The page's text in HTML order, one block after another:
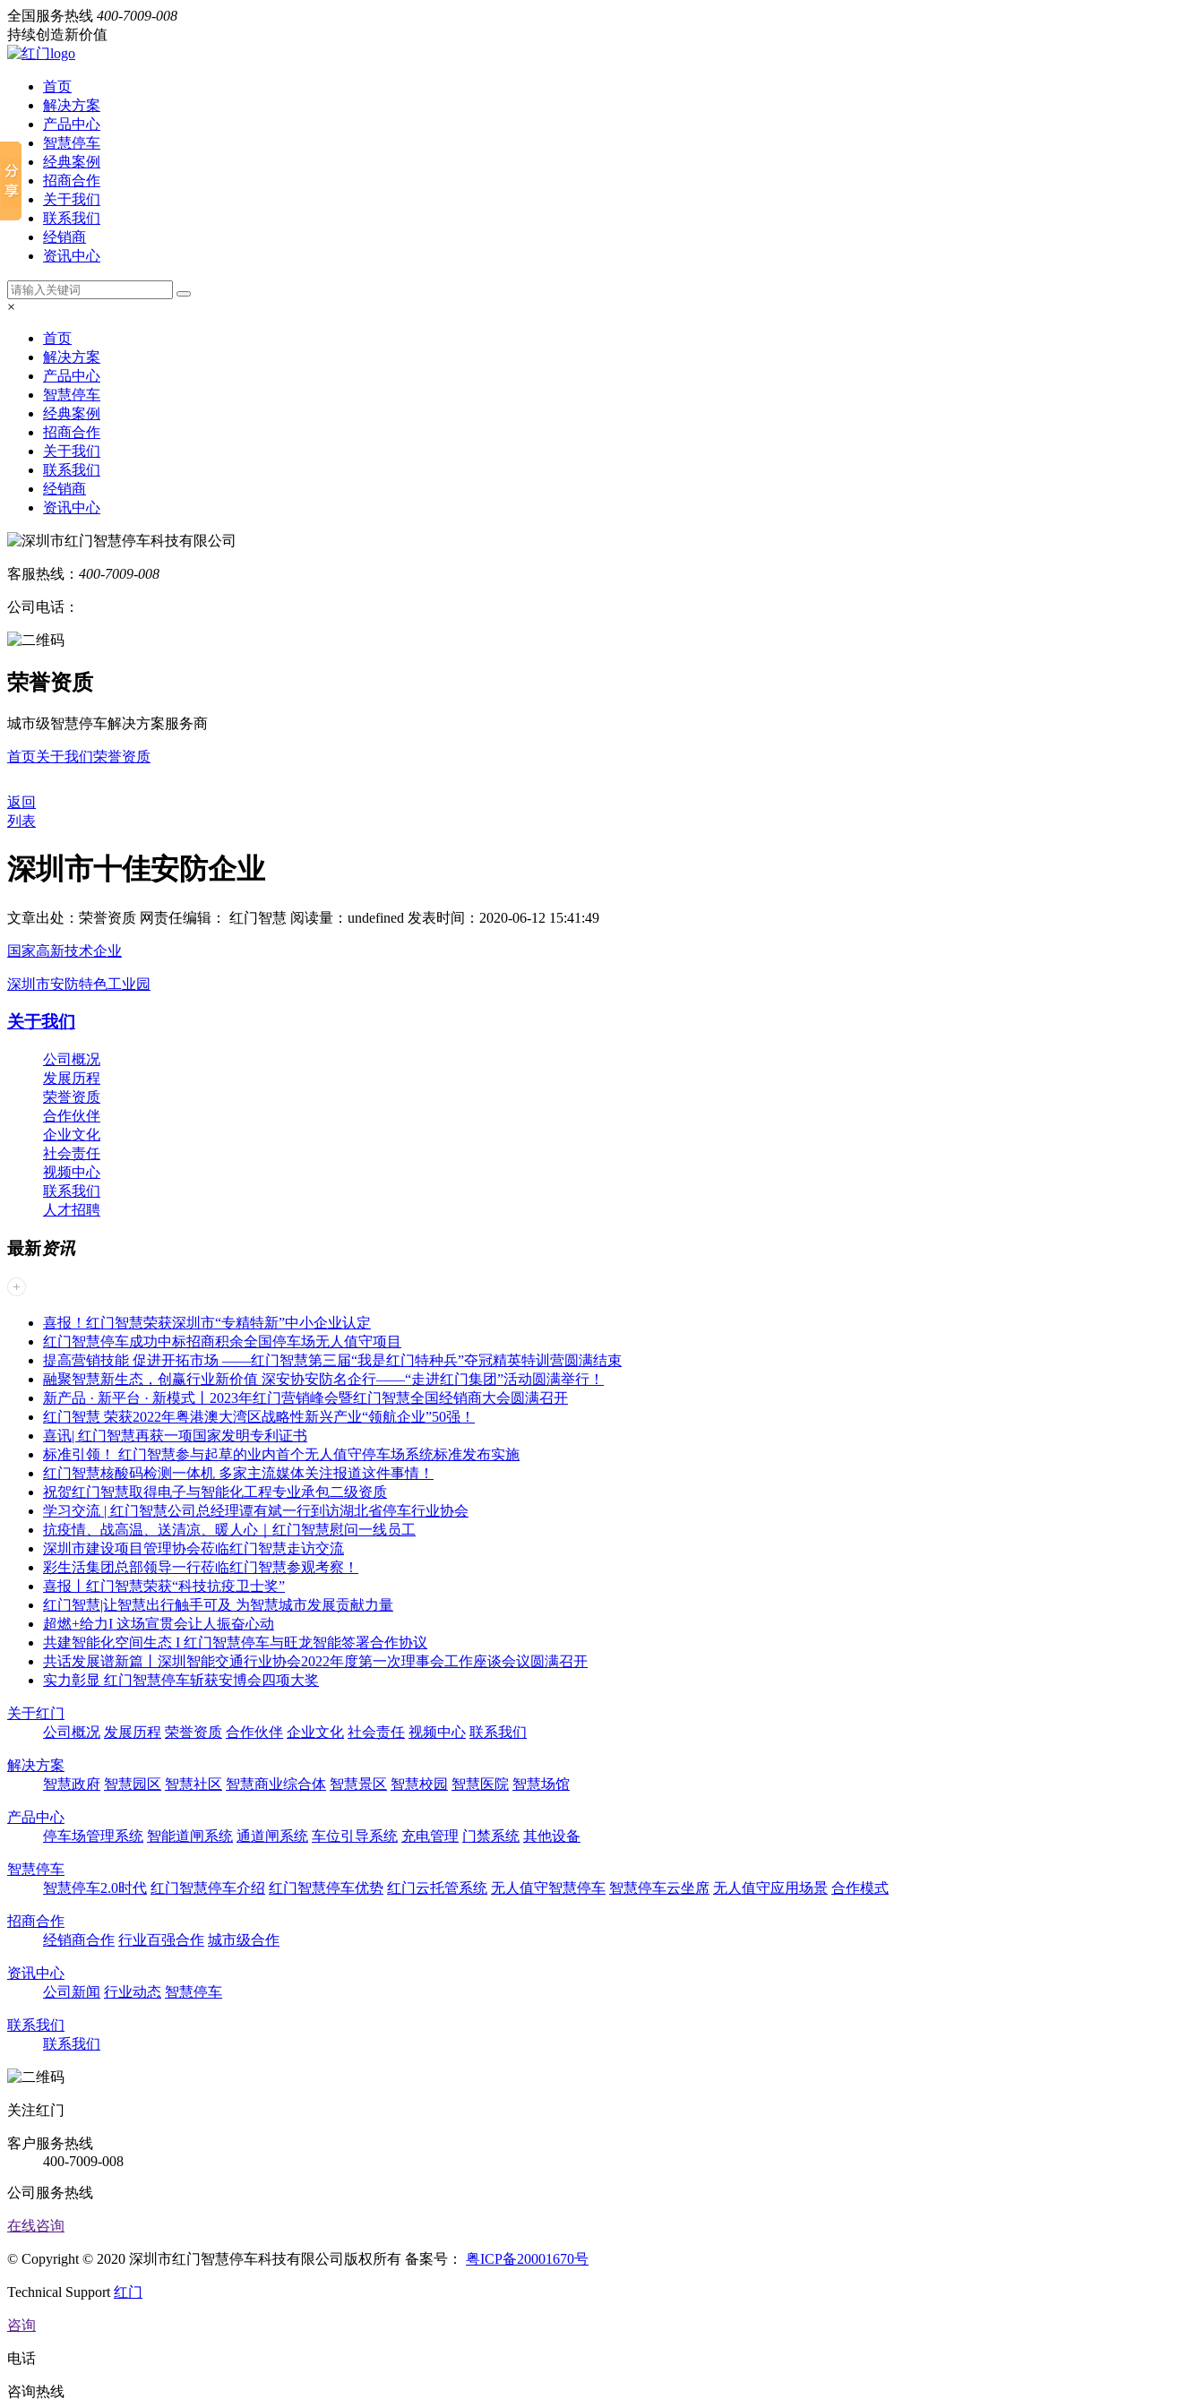
全国服务热线 400-7009-008
持续创造新价值
首页
解决方案
产品中心
智慧停车
经典案例
招商合作
关于我们
联系我们
经销商
资讯中心
×
首页
解决方案
产品中心
智慧停车
经典案例
招商合作
关于我们
联系我们
经销商
资讯中心
客服热线： 400-7009-008
公司电话：
荣誉资质
城市级智慧停车解决方案服务商
首页关于我们荣誉资质
返回
列表
深圳市十佳安防企业
文章出处：荣誉资质 网责任编辑： 红门智慧 阅读量： undefined 发表时间：2020-06-12 15:41:49
国家高新技术企业
深圳市安防特色工业园
关于我们
公司概况
发展历程
荣誉资质
合作伙伴
企业文化
社会责任
视频中心
联系我们
人才招聘
最新资讯
喜报！红门智慧荣获深圳市“专精特新”中小企业认定
红门智慧停车成功中标招商积余全国停车场无人值守项目
提高营销技能 促进开拓市场 ——红门智慧第三届“我是红门特种兵”夺冠精英特训营圆满结束
融聚智慧新生态，创赢行业新价值 深安协安防名企行——“走进红门集团”活动圆满举行！
新产品 · 新平台 · 新模式丨2023年红门营销峰会暨红门智慧全国经销商大会圆满召开
红门智慧 荣获2022年粤港澳大湾区战略性新兴产业“领航企业”50强！
喜讯| 红门智慧再获一项国家发明专利证书
标准引领！ 红门智慧参与起草的业内首个无人值守停车场系统标准发布实施
红门智慧核酸码检测一体机 多家主流媒体关注报道这件事情！
祝贺红门智慧取得电子与智能化工程专业承包二级资质
学习交流 | 红门智慧公司总经理谭有斌一行到访湖北省停车行业协会
抗疫情、战高温、送清凉、暖人心｜红门智慧慰问一线员工
深圳市建设项目管理协会莅临红门智慧走访交流
彩生活集团总部领导一行莅临红门智慧参观考察！
喜报丨红门智慧荣获“科技抗疫卫士奖”
红门智慧|让智慧出行触手可及 为智慧城市发展贡献力量
超燃+给力I 这场宣贯会让人振奋心动
共建智能化空间生态 I 红门智慧停车与旺龙智能签署合作协议
共话发展谱新篇丨深圳智能交通行业协会2022年度第一次理事会工作座谈会议圆满召开
实力彰显 红门智慧停车斩获安博会四项大奖
关于红门
公司概况 发展历程 荣誉资质 合作伙伴 企业文化 社会责任 视频中心 联系我们
解决方案
智慧政府 智慧园区 智慧社区 智慧商业综合体 智慧景区 智慧校园 智慧医院 智慧场馆
产品中心
停车场管理系统 智能道闸系统 通道闸系统 车位引导系统 充电管理 门禁系统 其他设备
智慧停车
智慧停车2.0时代 红门智慧停车介绍 红门智慧停车优势 红门云托管系统 无人值守智慧停车 智慧停车云坐席 无人值守应用场景 合作模式
招商合作
经销商合作 行业百强合作 城市级合作
资讯中心
公司新闻 行业动态 智慧停车
联系我们
联系我们
关注红门
客户服务热线
400-7009-008
公司服务热线
在线咨询
© Copyright © 2020 深圳市红门智慧停车科技有限公司版权所有 备案号： 粤ICP备20001670号
Technical Support 红门
咨询
电话
咨询热线